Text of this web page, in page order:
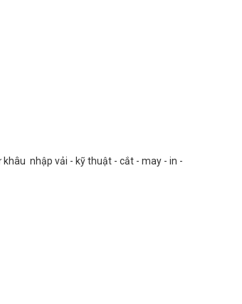
nhập vải - kỹ thuật - cắt - may - in -